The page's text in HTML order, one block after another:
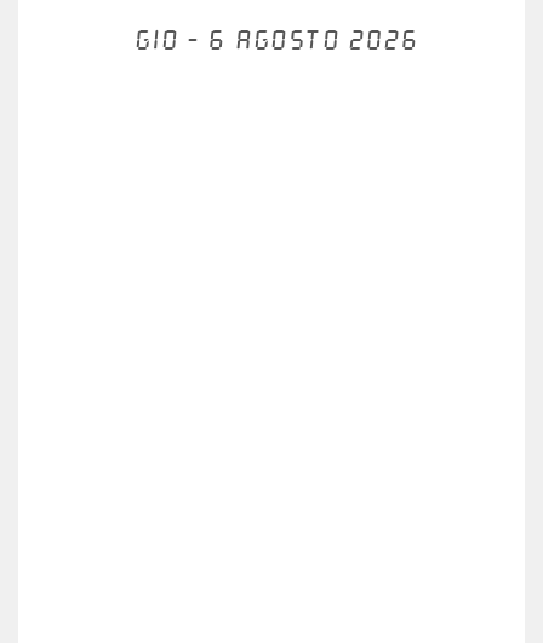
Gio - 6 agosto 2026